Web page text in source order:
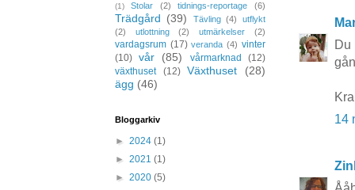
Du
14
(1)
Stolar (2) tidnings-reportage (6)
Trädgård (39) Tävling (4)
utflykt
(2)
utlottning (2) utmärkelser (2)
vardagsrum (17) veranda (4) vinter
(10) vår (85) vårmarknad
(12)
växthuset
(12) Växthuset
(28)
ägg (46)
Bloggarkiv
► 2024 (1)
► 2021 (1)
► 2020 (5)